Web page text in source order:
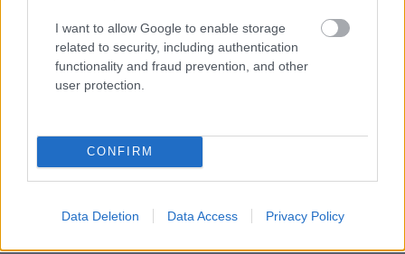
I want to allow Google to enable storage
related to security, including authentication
functionality and fraud prevention, and other
user protection.
CONFIRM
Data Deletion Data Access Privacy Policy